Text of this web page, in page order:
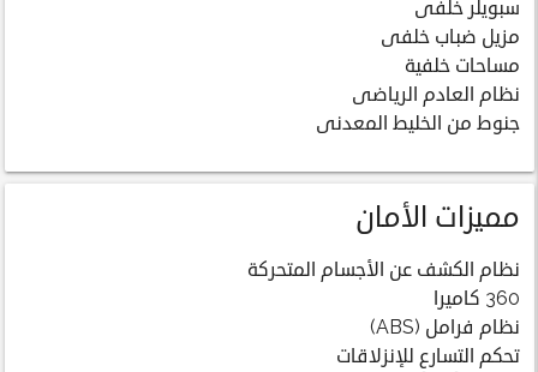
سبويلر خلفى
مزيل ضباب خلفى
مساحات خلفية
نظام العادم الرياضى
جنوط من الخليط المعدنى
مميزات الأمان
نظام الكشف عن الأجسام المتحركة
360 كاميرا
نظام فرامل (ABS)
تحكم التسارع للإنزلاقات